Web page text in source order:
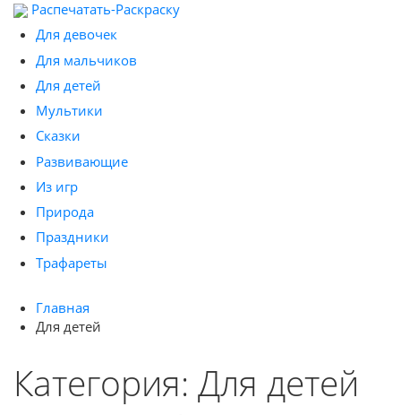
Распечатать-Раскраску
Для девочек
Для мальчиков
Для детей
Мультики
Сказки
Развивающие
Из игр
Природа
Праздники
Трафареты
Главная
Для детей
Категория: Для детей